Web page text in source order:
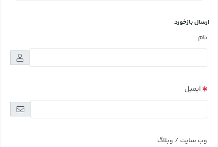
ارسال بازخورد
نام
ایمیل
وب سایت / وبلاگ